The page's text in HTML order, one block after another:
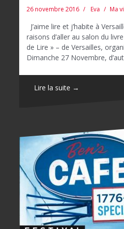
26 novembre 2016 Eva Ma
J’aime lire et j’habite à
raisons d’aller au salon du
de Lire » – de Versailles,
Dimanche 27 Novembre,
Lire la suite →